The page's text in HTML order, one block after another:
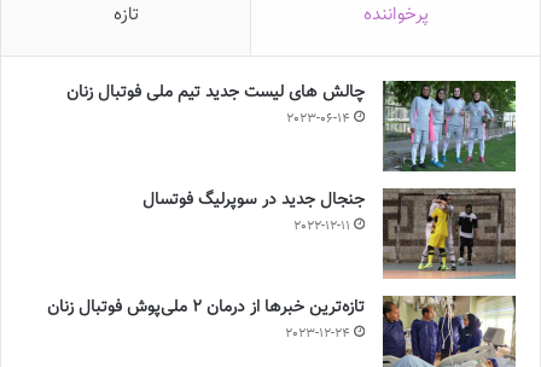
پرخواننده تازه
چالش هاى ليست جدید تيم ملى فوتبال زنان
2023-06-14
جنجال جدید در سوپرلیگ فوتسال
2022-12-11
تازه‌ترین خبرها از درمان ۲ ملی‌پوش فوتبال زنان
2023-12-24